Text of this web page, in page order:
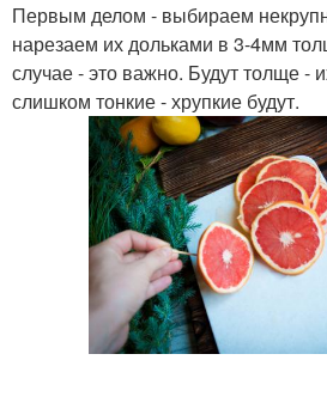
Первым делом - выбираем
нарезаем их дольками в 3-4мм
случае - это важно. Будут толще -
слишком тонкие - хрупкие будут.